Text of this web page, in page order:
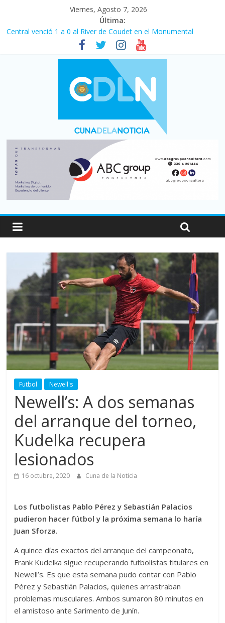
Viernes, Agosto 7, 2026
Última:
Central venció 1 a 0 al River de Coudet en el Monumental
La morosidad alcanzó su nivel más alto en dos décadas y ya
afecta a 400 mil deudores en Santa Fe
Desde que asumió Milei cerraron 41.000 kioscos: el sector
denuncia crisis como en 2001
Vacaciones de invierno con más movimiento y consumo
turístico: 4,6 millones de personas viajaron por el país, un 5,9%
Fuerte caída de la venta de autos usados en julio: bajó un 12,6%
Futbol Newell's
Newell’s: A dos semanas
del arranque del torneo,
Kudelka recupera
lesionados
16 octubre, 2020 Cuna de la Noticia
Los futbolistas Pablo Pérez y Sebastián Palacios
pudieron hacer fútbol y la próxima semana lo haría
Juan Sforza.
A quince días exactos del arranque del campeonato,
Frank Kudelka sigue recuperando futbolistas titulares en
Newell’s. Es que esta semana pudo contar con Pablo
Pérez y Sebastián Palacios, quienes arrastraban
problemas musculares. Ambos sumaron 80 minutos en
el amistoso ante Sarimento de Junín.